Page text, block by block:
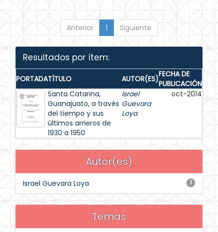
Anterior 1 Siguiente
Resultados por ítem:
PORTADATÍTULO AUTOR(ES)FECHA DE
PUBLICACIÓN
Santa Catarina,
Guanajuato, a través
del tiempo y sus
últimos arrieros de
1930 a 1950
Israel
Guevara
Loya
oct-2014
Autor(es)
1
Israel Guevara Loya
Temas